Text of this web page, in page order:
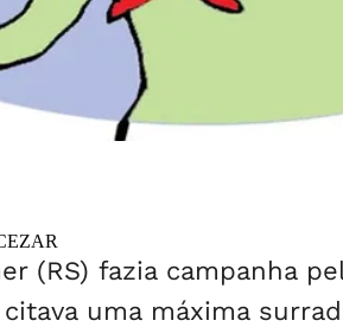
(RS) fazia campanha
uma máxima